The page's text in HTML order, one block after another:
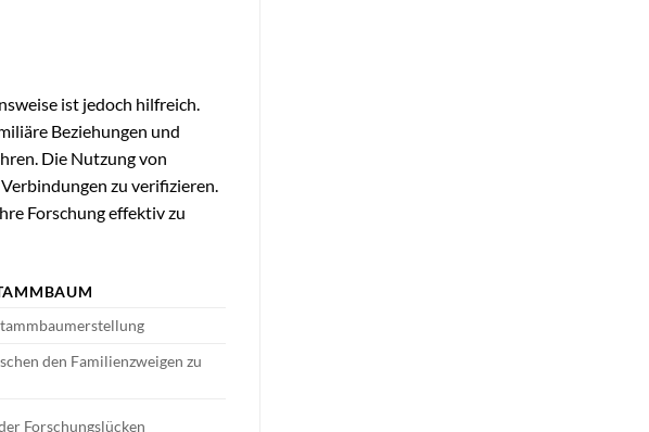
ist jedoch hilfreich.
Beziehungen und
Die Nutzung von
zu verifizieren.
Forschung effektiv zu
den Familienzweigen zu
Forschungslücken